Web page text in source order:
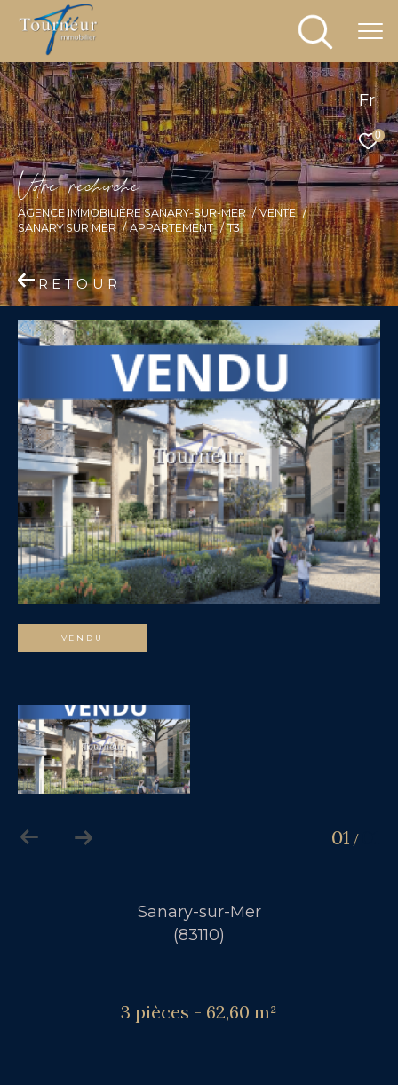
Fr
0
Vore recece
AGENCE IMMOBILIÈRE SANARY-SUR-MER
VENTE
SANARY SUR MER
APPARTEMENT T3
RETOUR
VENDU
01 /
Sanary-sur-Mer
(83110)
3 pièces - 62,60 m²